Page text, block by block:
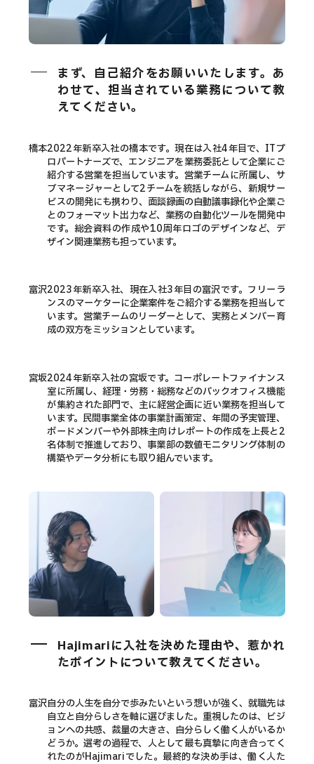
まず、自己紹介をお願いいたします。あ
わせて、担当されている業務について教
えてください。
橋本2022年新卒入社の橋本です。現在は入社4年目で、ITプ
ロパートナーズで、エンジニアを業務委託として企業にご
紹介する営業を担当しています。営業チームに所属し、サ
ブマネージャーとして2チームを統括しながら、新規サー
ビスの開発にも携わり、面談録画の自動議事録化や企業ご
とのフォーマット出力など、業務の自動化ツールを開発中
です。総会資料の作成や10周年ロゴのデザインなど、デ
ザイン関連業務も担っています。
富沢2023年新卒入社、現在入社3年目の富沢です。フリーラ
ンスのマーケターに企業案件をご紹介する業務を担当して
います。営業チームのリーダーとして、実務とメンバー育
成の双方をミッションとしています。
宮坂2024年新卒入社の宮坂です。コーポレートファイナンス
室に所属し、経理・労務・総務などのバックオフィス機能
が集約された部門で、主に経営企画に近い業務を担当して
います。民間事業全体の事業計画策定、年間の予実管理、
ボードメンバーや外部株主向けレポートの作成を上長と2
名体制で推進しており、事業部の数値モニタリング体制の
構築やデータ分析にも取り組んでいます。
Hajimariに入社を決めた理由や、惹かれ
たポイントについて教えてください。
富沢自分の人生を自分で歩みたいという想いが強く、就職先は
自立と自分らしさを軸に選びました。重視したのは、ビジ
ョンへの共感、裁量の大きさ、自分らしく働く人がいるか
どうか。選考の過程で、人として最も真摯に向き合ってく
れたのがHajimariでした。最終的な決め手は、働く人た